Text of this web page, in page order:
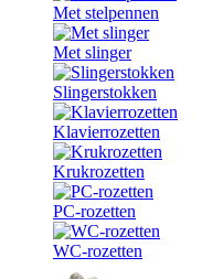
Met stelpennen
Met slinger
Slingerstokken
Klavierrozetten
Krukrozetten
PC-rozetten
WC-rozetten